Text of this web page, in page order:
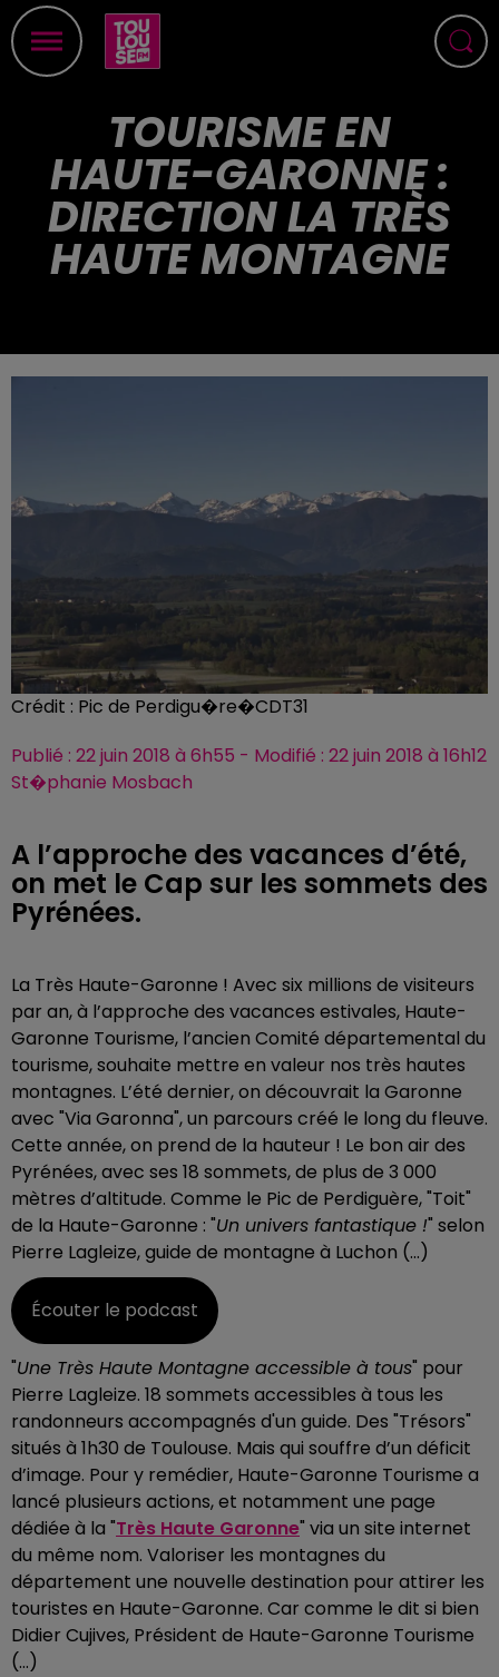
TOURISME EN
HAUTE-GARONNE :
DIRECTION LA TRÈS
HAUTE MONTAGNE
Crédit : Pic de Perdigu�re�CDT31
Publié : 22 juin 2018 à 6h55 - Modifié : 22 juin 2018 à 16h12
St�phanie Mosbach
A l’approche des vacances d’été,
on met le Cap sur les sommets des
Pyrénées.
La Très Haute-Garonne ! Avec six millions de visiteurs
par an, à l’approche des vacances estivales, Haute-
Garonne Tourisme, l’ancien Comité départemental du
tourisme, souhaite mettre en valeur nos très hautes
montagnes. L’été dernier, on découvrait la Garonne
avec "Via Garonna", un parcours créé le long du fleuve.
Cette année, on prend de la hauteur ! Le bon air des
Pyrénées, avec ses 18 sommets, de plus de 3 000
mètres d’altitude. Comme le Pic de Perdiguère, "Toit"
de la Haute-Garonne : "Un univers fantastique !" selon
Pierre Lagleize, guide de montagne à Luchon (...)
Écouter le podcast
"Une Très Haute Montagne accessible à tous" pour
Pierre Lagleize. 18 sommets accessibles à tous les
randonneurs accompagnés d'un guide. Des "Trésors"
situés à 1h30 de Toulouse. Mais qui souffre d’un déficit
d’image. Pour y remédier, Haute-Garonne Tourisme a
lancé plusieurs actions, et notamment une page
dédiée à la "Très Haute Garonne" via un site internet
du même nom. Valoriser les montagnes du
département une nouvelle destination pour attirer les
touristes en Haute-Garonne. Car comme le dit si bien
Didier Cujives, Président de Haute-Garonne Tourisme
(…)